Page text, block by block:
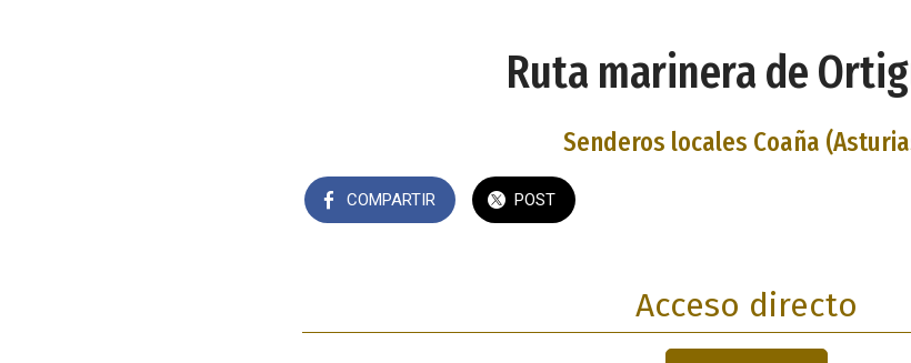
Ruta marinera de
Senderos locales Coaña
COMPARTIR POST
Acceso directo